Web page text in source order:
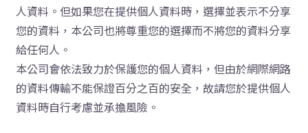
人資料。但如果您在提供個人資料時，選擇並表示不分享
您的資料，本公司也將尊重您的選擇而不將您的資料分享
給任何人。
本公司會依法致力於保護您的個人資料，但由於網際網路
的資料傳輸不能保證百分之百的安全，故請您於提供個人
資料時自行考慮並承擔風險。